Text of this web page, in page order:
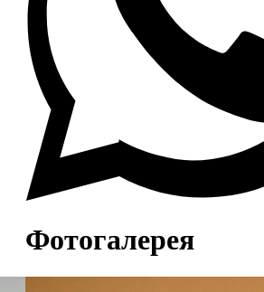
Фотогалерея